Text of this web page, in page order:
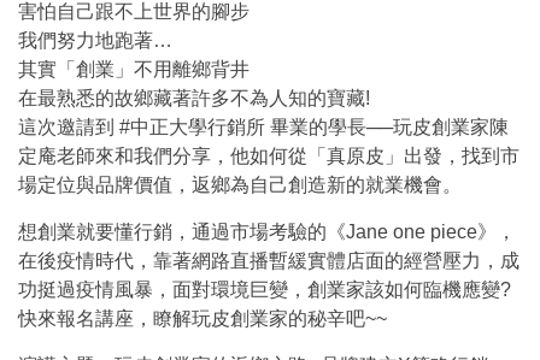
害怕自己跟不上世界的腳步
我們努力地跑著…
其實「創業」不用離鄉背井
在最熟悉的故鄉藏著許多不為人知的寶藏!
這次邀請到 #中正大學行銷所 畢業的學長──玩皮創業家陳
定庵老師來和我們分享，他如何從「真原皮」出發，找到市
場定位與品牌價值，返鄉為自己創造新的就業機會。
想創業就要懂行銷，通過市場考驗的《Jane one piece》，
在後疫情時代，靠著網路直播暫緩實體店面的經營壓力，成
功挺過疫情風暴，面對環境巨變，創業家該如何臨機應變?
快來報名講座，瞭解玩皮創業家的秘辛吧~~